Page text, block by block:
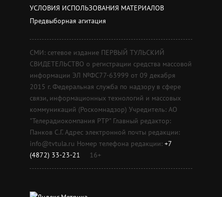
УСЛОВИЯ ИСПОЛЬЗОВАНИЯ МАТЕРИАЛОВ
Предвыборная агитация
СМИ: сетевое издание ПЕРВЫЙ ТУЛЬСКИЙ
СВИДЕТЕЛЬСТВО о регистрации средства массовой
информации ЭЛ №ФС77-63999 от 09 декабря
2015 г. Федеральная служба по надзору в сфере
связи, информационных технологий и массовых
коммуникаций (Роскомнадзор) Учредитель: АО
"Телерадиокомпания РТР" Главный редактор:
Панков С.Г. Адрес электронной почты редакции:
info@tvtula.ru Номер телефона редакции: +7
(4872) 33-23-21
16+